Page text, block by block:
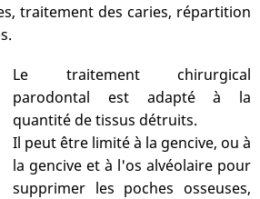
traitement des caries, répartition
Le traitement chirurgical
parodontal est adapté à la
quantité de tissus détruits.
Il peut être limité à la gencive, ou à
la gencive et à l'os alvéolaire pour
supprimer les poches osseuses,